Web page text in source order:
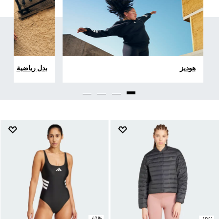
هوديز بدل رياضية